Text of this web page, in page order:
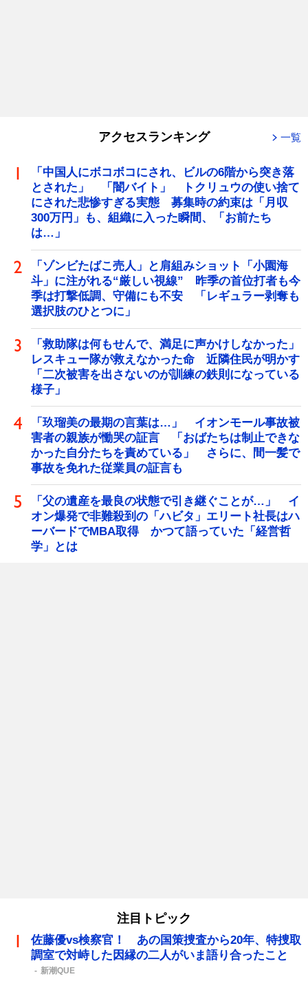
アクセスランキング 一覧
「中国人にボコボコにされ、ビルの6階から突き落
とされた」 「闇バイト」 トクリュウの使い捨て
にされた悲惨すぎる実態 募集時の約束は「月収
300万円」も、組織に入った瞬間、「お前たち
は…」
「ゾンビたばこ売人」と肩組みショット「小園海
斗」に注がれる“厳しい視線” 昨季の首位打者も今
季は打撃低調、守備にも不安 「レギュラー剥奪も
選択肢のひとつに」
「救助隊は何もせんで、満足に声かけしなかった」
レスキュー隊が救えなかった命 近隣住民が明かす
「二次被害を出さないのが訓練の鉄則になっている
様子」
「玖瑠美の最期の言葉は…」 イオンモール事故被
害者の親族が慟哭の証言 「おばたちは制止できな
かった自分たちを責めている」 さらに、間一髪で
事故を免れた従業員の証言も
「父の遺産を最良の状態で引き継ぐことが…」 イ
オン爆発で非難殺到の「ハビタ」エリート社長はハ
ーバードでMBA取得 かつて語っていた「経営哲
学」とは
注目トピック
佐藤優vs検察官！ あの国策捜査から20年、特捜取
調室で対峙した因縁の二人がいま語り合ったこと
新潮QUE